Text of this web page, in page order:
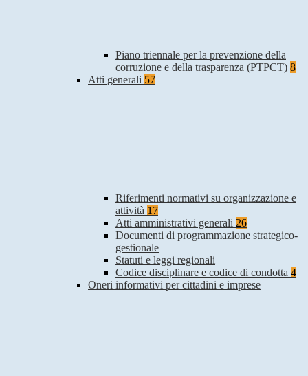
Piano triennale per la prevenzione della
corruzione e della trasparenza (PTPCT) 8
Atti generali 57
Riferimenti normativi su organizzazione e
attività 17
Atti amministrativi generali 26
Documenti di programmazione strategico-
gestionale
Statuti e leggi regionali
Codice disciplinare e codice di condotta 4
Oneri informativi per cittadini e imprese